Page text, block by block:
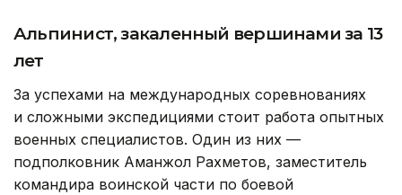
Альпинист, закаленный вершинами за 13
лет
За успехами на международных соревнованиях
и сложными экспедициями стоит работа опытных
военных специалистов. Один из них —
подполковник Аманжол Рахметов, заместитель
командира воинской части по боевой